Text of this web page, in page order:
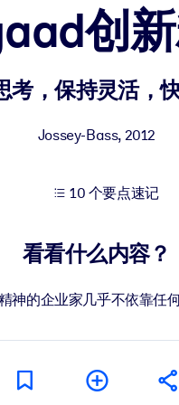
创
考，保持灵活，
Jossey-Bass, 2012
10 个要点速记
看看什么内容？
神的企业家几乎不依靠任